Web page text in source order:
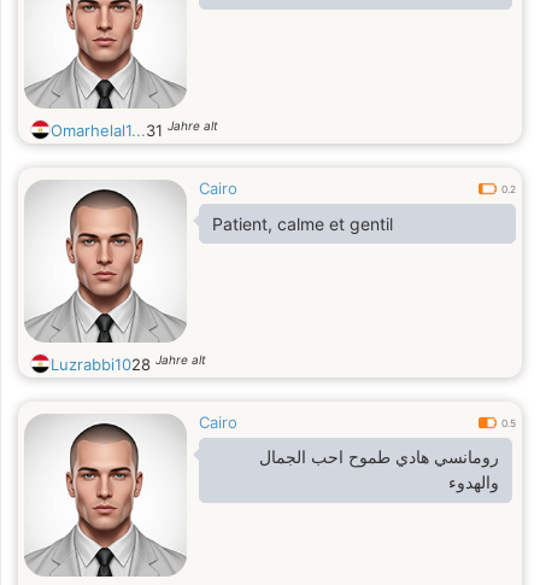
Omarhelal1...31 Jahre alt
Cairo 0.2
Patient, calme et gentil
Luzrabbi1028 Jahre alt
Cairo 0.5
رومانسي هادي طموح احب الجمال
والهدوء